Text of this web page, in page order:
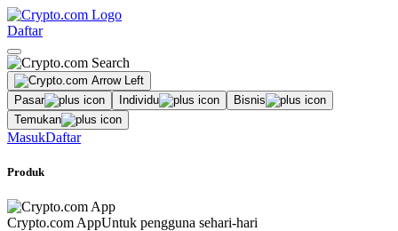
Daftar
Pasar Individu
Bisnis
Temukan
MasukDaftar
Produk
Crypto.com AppUntuk pengguna sehari-hari